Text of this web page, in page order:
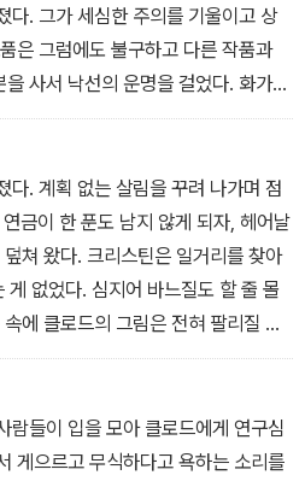
드러졌다. 그런데 화가는 전경에 검
고 그 자리에 단순히 벨벳 윗도리를
등을 돌리고 앉아 풀을 짚고 왼손을
다. 그가 세심한 주의를 기울이고 상
은 그럼에도 불구하고 다른 작품과
사서 낙선의 운명을 걸었다. 화가들
로 그린 그림 같다는 평판이었다. 게
교의 환심을 사 보려고 작품을 양보
가는 깊은 상처를 받고 분노로 울부
, 그것을 갈기갈기 찢어 불태워 버렸
것만으로 충분치 않았고, 그렇게 없애
다. 계획 없는 살림을 꾸려 나가며 점
금이 한 푼도 남지 않게 되자, 헤어날
쳐 왔다. 크리스틴은 일거리를 찾아
없었다. 심지어 바느질도 할 줄 몰
에 클로드의 그림은 전혀 팔리질 않
작품을 출품하여 따로 전시회를 열
이 총망라된 알록달록한 그의 그림을
추어의 수준으로 여기기에까지 이르
람들이 입을 모아 클로드에게 연구심
게으르고 무식하다고 욕하는 소리를